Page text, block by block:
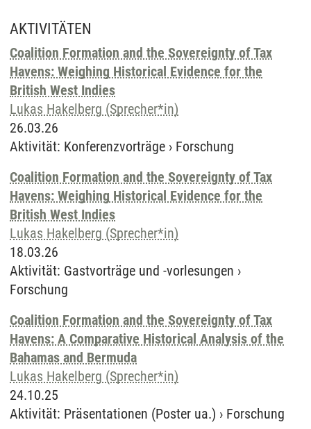
AKTIVITÄTEN
Coalition Formation and the Sovereignty of Tax
Havens: Weighing Historical Evidence for the
British West Indies
Lukas Hakelberg (Sprecher*in)
26.03.26
Aktivität: Konferenzvorträge › Forschung
Coalition Formation and the Sovereignty of Tax
Havens: Weighing Historical Evidence for the
British West Indies
Lukas Hakelberg (Sprecher*in)
18.03.26
Aktivität: Gastvorträge und -vorlesungen ›
Forschung
Coalition Formation and the Sovereignty of Tax
Havens: A Comparative Historical Analysis of the
Bahamas and Bermuda
Lukas Hakelberg (Sprecher*in)
24.10.25
Aktivität: Präsentationen (Poster ua.) › Forschung